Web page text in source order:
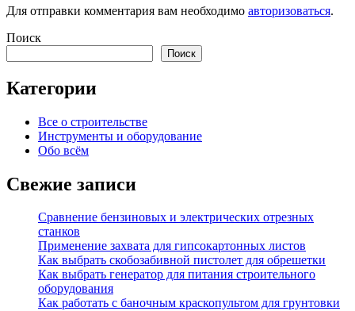
Для отправки комментария вам необходимо авторизоваться.
Поиск
Поиск
Категории
Все о строительстве
Инструменты и оборудование
Обо всём
Свежие записи
Сравнение бензиновых и электрических отрезных
станков
Применение захвата для гипсокартонных листов
Как выбрать скобозабивной пистолет для обрешетки
Как выбрать генератор для питания строительного
оборудования
Как работать с баночным краскопультом для грунтовки